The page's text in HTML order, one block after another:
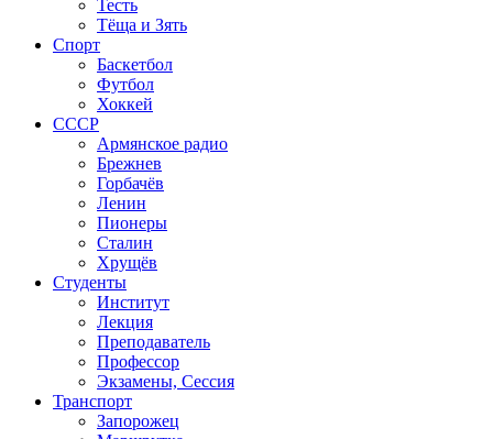
Тесть
Тёща и Зять
Спорт
Баскетбол
Футбол
Хоккей
СССР
Армянское радио
Брежнев
Горбачёв
Ленин
Пионеры
Сталин
Хрущёв
Студенты
Институт
Лекция
Преподаватель
Профессор
Экзамены, Сессия
Транспорт
Запорожец